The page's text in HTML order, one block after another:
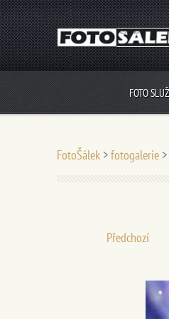
FOTO
FotoŠálek >fotogalerie >
Předchozí